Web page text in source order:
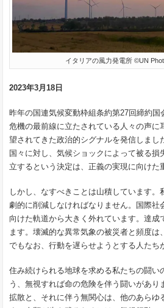
イタリアの風力発電所 ©UN
2023年3月18日
昨年の国連気候変動枠組条約第27回締約
危機の最前線に立たされている人々の声に
望されてきた政治的シグナルを発信しまし
国々に対し、気候ショックによって被る
立するという決定は、正義の実現に向けた
しかし、なすべきことは山積しています。
劇的に削減しなければなりません。国際社
向けた軌道から大きく外れています。達成
ます。壊滅的な異常気象の被災者と頻度
でもなお、行動を遅らせようとする人たち
住み続けられる地球を求める私たちの闘い
う、無視すれば命の危険を伴う闘いがあ
拡散と、それに伴う無関心は、他のあらゆ